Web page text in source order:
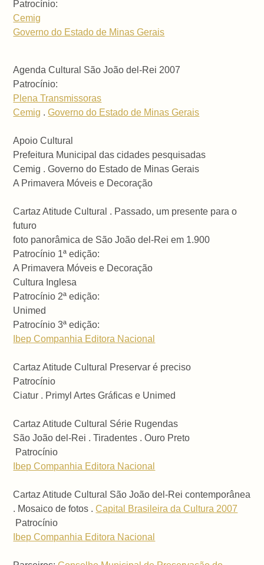
Patrocínio:
Cemig
Governo do Estado de Minas Gerais
Agenda Cultural São João del-Rei 2007
Patrocínio:
Plena Transmissoras
Cemig .Governo do Estado de Minas Gerais
Apoio Cultural
Prefeitura Municipal das cidades pesquisadas
Cemig . Governo do Estado de Minas Gerais
A Primavera Móveis e Decoração
Cartaz Atitude Cultural . Passado, um presente para o
futuro
foto panorâmica de São João del-Rei em 1.900
Patrocínio 1ª edição:
A Primavera Móveis e Decoração
Cultura Inglesa
Patrocínio 2ª edição:
Unimed
Patrocínio 3ª edição:
Ibep Companhia Editora Nacional
Cartaz Atitude Cultural Preservar é preciso
Patrocínio
Ciatur . Primyl Artes Gráficas e Unimed
Cartaz Atitude Cultural Série Rugendas
São João del-Rei . Tiradentes . Ouro Preto
Patrocínio
Ibep Companhia Editora Nacional
Cartaz Atitude Cultural São João del-Rei contemporânea
. Mosaico de fotos .Capital Brasileira da Cultura 2007
Patrocínio
Ibep Companhia Editora Nacional